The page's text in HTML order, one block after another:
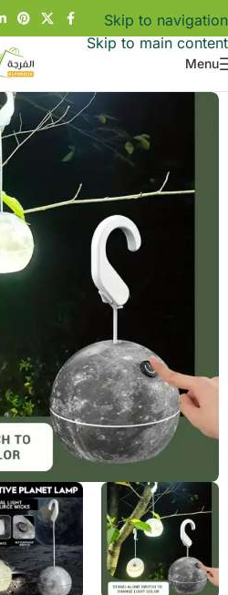
Skip to navigation
Skip to main content
Menu